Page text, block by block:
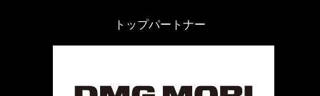
トップパートナー